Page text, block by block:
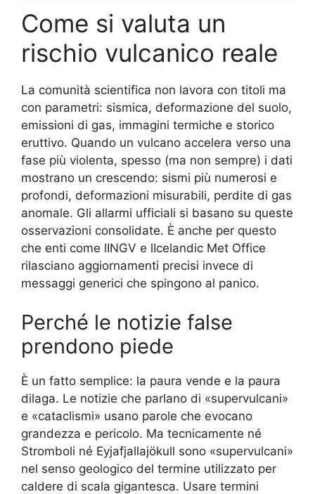
Come si valuta un
rischio vulcanico reale
La comunità scientifica non lavora con titoli ma
con parametri: sismica, deformazione del suolo,
emissioni di gas, immagini termiche e storico
eruttivo. Quando un vulcano accelera verso una
fase più violenta, spesso (ma non sempre) i dati
mostrano un crescendo: sismi più numerosi e
profondi, deformazioni misurabili, perdite di gas
anomale. Gli allarmi ufficiali si basano su queste
osservazioni consolidate. È anche per questo
che enti come lINGV e lIcelandic Met Office
rilasciano aggiornamenti precisi invece di
messaggi generici che spingono al panico.
Perché le notizie false
prendono piede
È un fatto semplice: la paura vende e la paura
dilaga. Le notizie che parlano di «supervulcani»
e «cataclismi» usano parole che evocano
grandezza e pericolo. Ma tecnicamente né
Stromboli né Eyjafjallajökull sono «supervulcani»
nel senso geologico del termine utilizzato per
caldere di scala gigantesca. Usare termini